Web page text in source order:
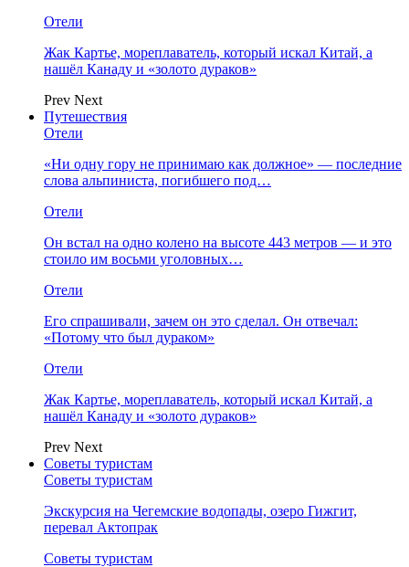
Отели
Жак Картье, мореплаватель, который искал Китай, а
нашёл Канаду и «золото дураков»
Prev Next
Путешествия
Отели
«Ни одну гору не принимаю как должное» — последние
слова альпиниста, погибшего под…
Отели
Он встал на одно колено на высоте 443 метров — и это
стоило им восьми уголовных…
Отели
Его спрашивали, зачем он это сделал. Он отвечал:
«Потому что был дураком»
Отели
Жак Картье, мореплаватель, который искал Китай, а
нашёл Канаду и «золото дураков»
Prev Next
Советы туристам
Советы туристам
Экскурсия на Чегемские водопады, озеро Гижгит,
перевал Актопрак
Советы туристам